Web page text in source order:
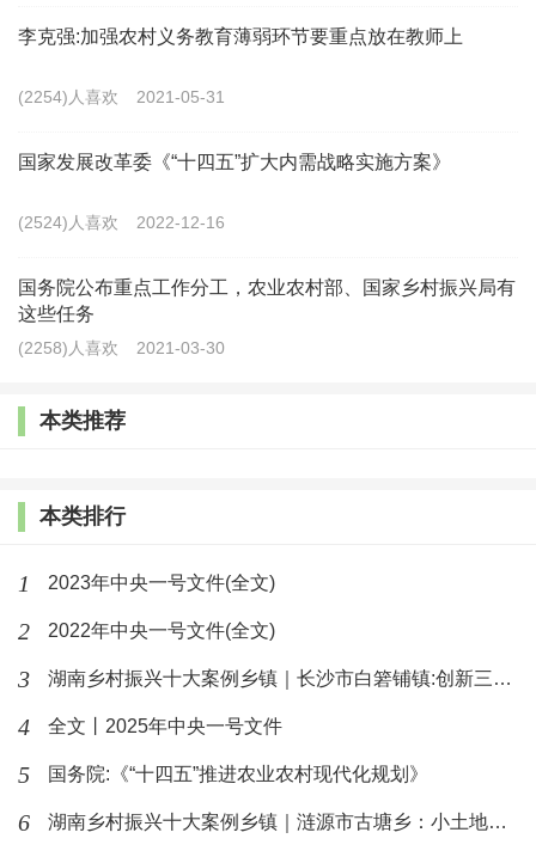
材料控制在9000字左右，并附3000字左右的内容简介。
四、案例评价推介
1.本次活动将邀请专家对征集的案例进行评价。基
次，对初次筛选出来的案例通过现场考察调研等形式开
展进一步评估；最后，根据评估结果优选部分案例入
选“湖南乡村振兴2021年优秀示范案例”。
会议上发布案例评选结果，并将部分优秀案例通过会议
美丽乡村》、中国乡村发现网、乡村发现微信等平台并
五、案例申报方式
报材料。申报材料需提供内容一致的电子文档和纸质材
李克强:加强农村义务教育薄弱环节要重点放在教师上
(2254)人喜欢 2021-05-31
国家发展改革委《“十四五”扩大内需战略实施方案》
(2524)人喜欢 2022-12-16
国务院公布重点工作分工，农业农村部、国家乡村振兴局有
这些任务
(2258)人喜欢 2021-03-30
本类推荐
本类排行
1 2023年中央一号文件(全文)
2 2022年中央一号文件(全文)
3 湖南乡村振兴十大案例乡镇｜长沙市白箬铺镇:创新三三四模式推进
4 全文丨2025年中央一号文件
5 国务院:《“十四五”推进农业农村现代化规划》
6 湖南乡村振兴十大案例乡镇｜涟源市古塘乡：小土地上谱写乡村振兴